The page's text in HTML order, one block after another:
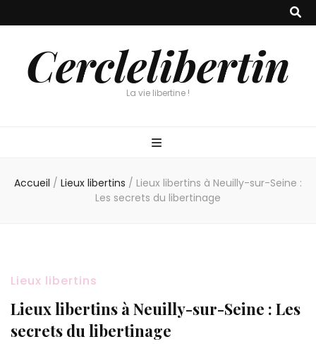
Cerclelibertin
La vie libertine !
Accueil / Lieux libertins / Lieux libertins à Neuilly-sur-Seine :
Les secrets du libertinage
Lieux libertins
Lieux libertins à Neuilly-sur-Seine : Les
secrets du libertinage